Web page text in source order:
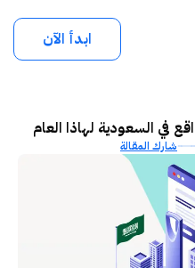
ابدأ الآن
شارك المقالة